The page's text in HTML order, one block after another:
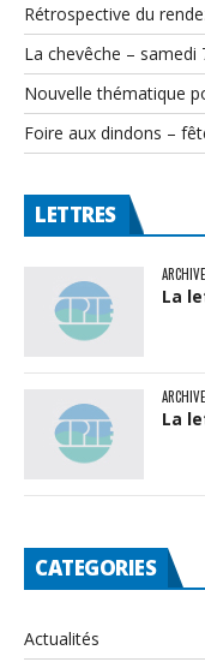
Rétrospective du
La chevêche –
Nouvelle thématique
Foire aux dindons –
LETTRES
ARCHIVE
La
ARCHIVE
La
CATEGORIES
Actualités